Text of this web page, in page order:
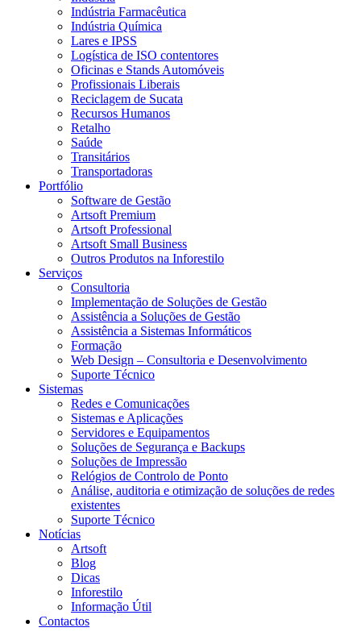
Indústria Farmacêutica
Indústria Química
Lares e IPSS
Logística de ISO contentores
Oficinas e Stands Automóveis
Profissionais Liberais
Reciclagem de Sucata
Recursos Humanos
Retalho
Saúde
Transitários
Transportadoras
Portfólio
Software de Gestão
Artsoft Premium
Artsoft Professional
Artsoft Small Business
Outros Produtos na Inforestilo
Serviços
Consultoria
Implementação de Soluções de Gestão
Assistência a Soluções de Gestão
Assistência a Sistemas Informáticos
Formação
Web Design – Consultoria e Desenvolvimento
Suporte Técnico
Sistemas
Redes e Comunicações
Sistemas e Aplicações
Servidores e Equipamentos
Soluções de Segurança e Backups
Soluções de Impressão
Relógios de Controlo de Ponto
Análise, auditoria e otimização de soluções de redes
existentes
Suporte Técnico
Notícias
Artsoft
Blog
Dicas
Inforestilo
Informação Útil
Contactos